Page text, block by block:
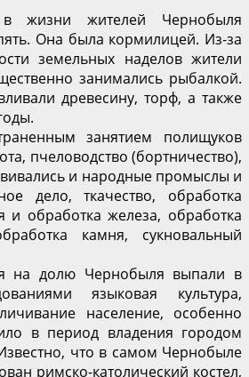
жизни жителей Чернобыля
Она была кормилицей. Из-за
земельных наделов жители
занимались рыбалкой.
древесину, торф, а также
занятием полищуков
пчеловодство (бортничество),
и народные промыслы и
дело, ткачество, обработка
и обработка железа, обработка
камня, сукновальный
на долю Чернобыля выпали в
языковая культура,
население, особенно
в период владения городом
что в самом Чернобыле
римско-католический костел,